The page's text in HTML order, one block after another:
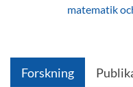
matematik
Forskning